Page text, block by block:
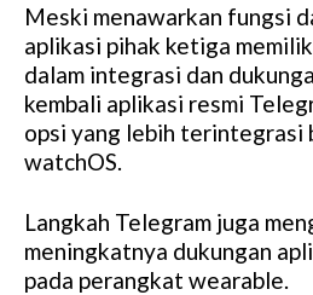
Meski menawarkan fungsi
aplikasi pihak ketiga
dalam integrasi dan
kembali aplikasi resmi
opsi yang lebih terintegrasi
watchOS.
Langkah Telegram juga
meningkatnya dukungan
pada perangkat wearable.